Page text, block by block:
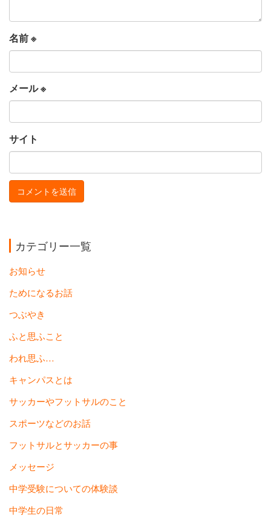
名前※
メール※
サイト
カテゴリー一覧
お知らせ
ためになるお話
つぶやき
ふと思ふこと
われ思ふ…
キャンパスとは
サッカーやフットサルのこと
スポーツなどのお話
フットサルとサッカーの事
メッセージ
中学受験についての体験談
中学生の日常